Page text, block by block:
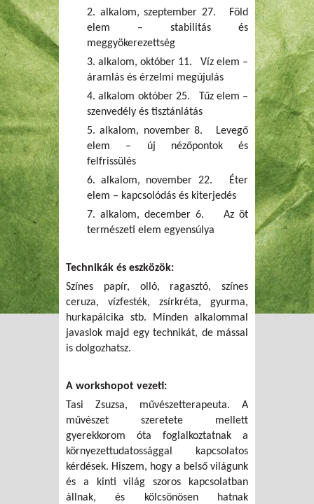
2. alkalom, szeptember 27. Föld
elem – stabilitás és
meggyökerezettség
3. alkalom, október 11. Víz elem –
áramlás és érzelmi megújulás
4. alkalom október 25. Tűz elem –
szenvedély és tisztánlátás
5. alkalom, november 8. Levegő
elem – új nézőpontok és
felfrissülés
6. alkalom, november 22. Éter
elem – kapcsolódás és kiterjedés
7. alkalom, december 6. Az öt
természeti elem egyensúlya
Technikák és eszközök:
Színes papír, olló, ragasztó, színes
ceruza, vízfesték, zsírkréta, gyurma,
hurkapálcika stb. Minden alkalommal
javaslok majd egy technikát, de mással
is dolgozhatsz.
A workshopot vezeti:
Tasi Zsuzsa, művészetterapeuta. A
művészet szeretete mellett
gyerekkorom óta foglalkoztatnak a
környezettudatossággal kapcsolatos
kérdések. Hiszem, hogy a belső világunk
és a kinti világ szoros kapcsolatban
állnak, és kölcsönösen hatnak